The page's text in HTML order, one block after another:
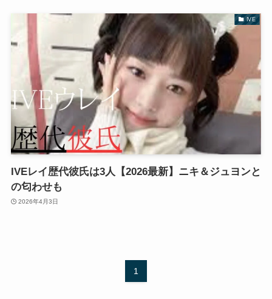
IVE
IVEレイ歴代彼氏は3人【2026最新】ニキ＆ジュヨンと
の匂わせも
2026年4月3日
1